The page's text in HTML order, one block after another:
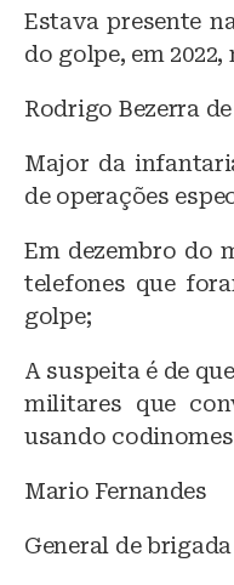
Estava presente
do golpe, em
Rodrigo Bezerra
Major da
de operações
Em dezembro do
telefones que
golpe;
A suspeita é de
militares que
usando
Mario Fernandes
General de